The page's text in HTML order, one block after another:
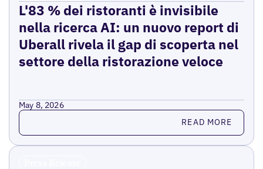
L'83 % dei ristoranti è invisibile
nella ricerca AI: un nuovo report di
Uberall rivela il gap di scoperta nel
settore della ristorazione veloce
May 8, 2026
Read more READ MORE